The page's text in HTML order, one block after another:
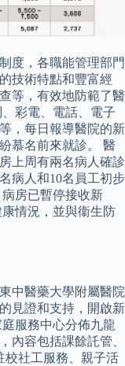
度，各職能管理部門
技術特點和豐富經
等，有效地防範了醫
彩電、電話、電子
，每日報導醫院的新
慕名前來就診。 醫
上周有兩名病人確診
病人和10名員工初步
房已暫停接收新
情況，並與衞生防
中醫藥大學附屬醫院
見證和支持，開啟新
服務中心分佈九龍
內容包括課餘託管、
校社工服務、親子活